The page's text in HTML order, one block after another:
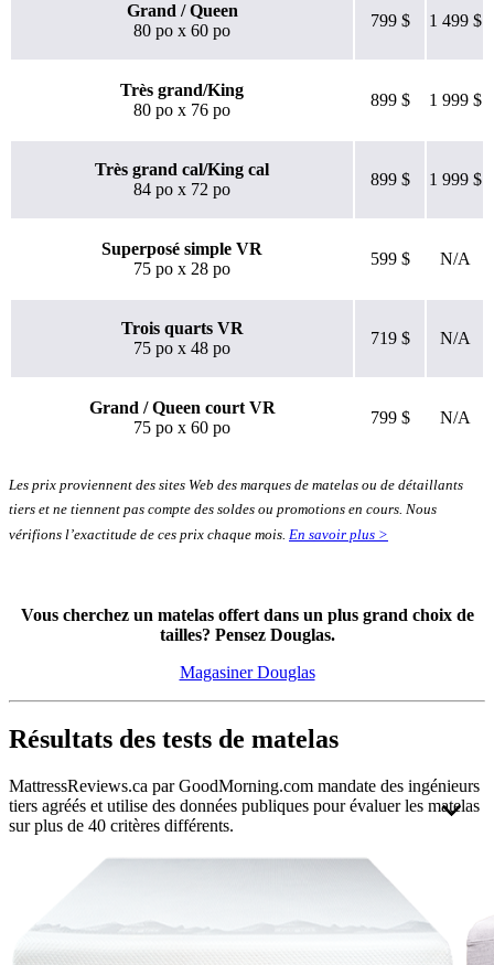
Déterminé en entrant les caractéristiques de refroidissement d’un
matelas dans notre algorithme de notation. Plus les caractéristiques
de refroidissement sont efficaces, plus le score sur 10 est élevé.
Grand / Queen
80 po x 60 po
799 $ 1 499 $
Très grand/King
80 po x 76 po
899 $ 1 999 $
Très grand cal/King cal
84 po x 72 po
899 $ 1 999 $
Superposé simple VR
75 po x 28 po
599 $ N/A
Trois quarts VR
75 po x 48 po
719 $ N/A
Grand / Queen court VR
75 po x 60 po
799 $ N/A
Les prix proviennent des sites Web des marques de matelas ou de détaillants
tiers et ne tiennent pas compte des soldes ou promotions en cours. Nous
vérifions l’exactitude de ces prix chaque mois. En savoir plus >
Vous cherchez un matelas offert dans un plus grand choix de
tailles? Pensez Douglas.
Magasiner Douglas
Résultats des tests de matelas
MattressReviews.ca par GoodMorning.com mandate des ingénieurs
tiers agréés et utilise des données publiques pour évaluer les matelas
sur plus de 40 critères différents.
Ceci nous permet d’évaluer et de comparer les matelas qui
apparaissent sur notre site de manière précise. L’indépendance et les
normes professionnelles des ingénieurs auxquels nous avons recours
contribuent à s’assurer que les résultats restent impartiaux, valides et